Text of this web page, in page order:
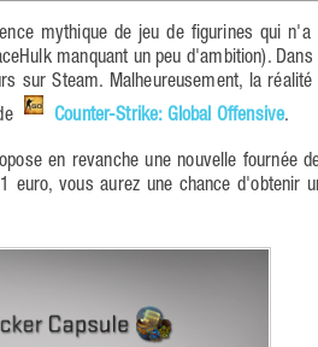
mythique de jeu de figurines qui n'a
manquant un peu d'ambition).
sur Steam. Malheureusement, la
Counter-Strike: Global Offensive.
en revanche une nouvelle fournée
vous aurez une chance d'obtenir